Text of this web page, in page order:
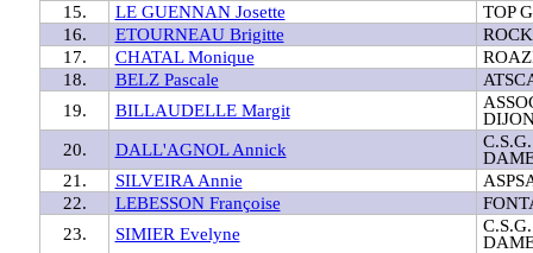
15.
LE GUENNAN Josette
TOP
16.
ETOURNEAU Brigitte
17.
CHATAL Monique
18.
BELZ Pascale
19.
BILLAUDELLE Margit
20.
DALL'AGNOL Annick
21.
SILVEIRA Annie
22.
LEBESSON Françoise
23.
SIMIER Evelyne